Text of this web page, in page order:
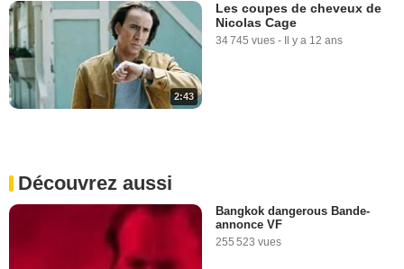
2:43
Les coupes de cheveux de
Nicolas Cage
34 745 vues - Il y a 12 ans
Découvrez aussi
Bangkok dangerous Bande-
annonce VF
255 523 vues